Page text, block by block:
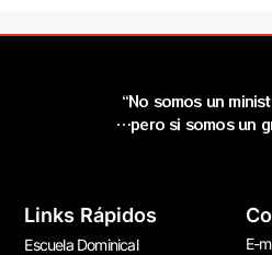
“No somos un
…pero si somos un
Links Rápidos
Escuela Dominical
E-